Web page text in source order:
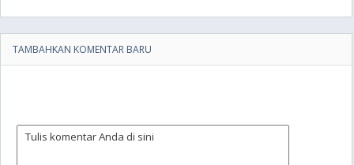
TAMBAHKAN KOMENTAR BARU